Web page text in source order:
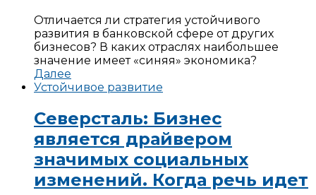
Отличается ли стратегия устойчивого
развития в банковской сфере от других
бизнесов? В каких отраслях наибольшее
значение имеет «синяя» экономика?
Далее
Устойчивое развитие
Северсталь: Бизнес
является драйвером
значимых социальных
изменений. Когда речь идет